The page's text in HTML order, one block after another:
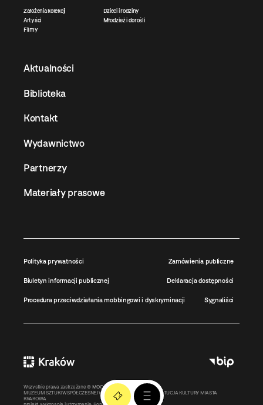
Założenia kolekcji
Artyści
Filmy
Dzieci i rodziny
Młodzież i dorośli
Aktualności
Biblioteka
Kontakt
Wydawnictwo
Partnerzy
Materiały prasowe
Polityka prywatności Zamówienia publiczne
Biuletyn informacji publicznej Deklaracja dostępności
Procedura przeciwdziałania mobbingowi i dyskryminacji Sygnaliści
Wszystkie prawa zastrzeżone © MOCAK2011-2026
MUZEUM SZTUKI WSPÓŁCZESNEJ W KRAKOWIE MOCAK – INSTYTUCJA KULTURY MIASTA
KRAKOWA